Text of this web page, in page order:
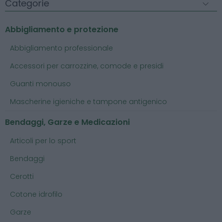
Categorie
Abbigliamento e protezione
Abbigliamento professionale
Accessori per carrozzine, comode e presidi
Guanti monouso
Mascherine igieniche e tampone antigenico
Bendaggi, Garze e Medicazioni
Articoli per lo sport
Bendaggi
Cerotti
Cotone idrofilo
Garze